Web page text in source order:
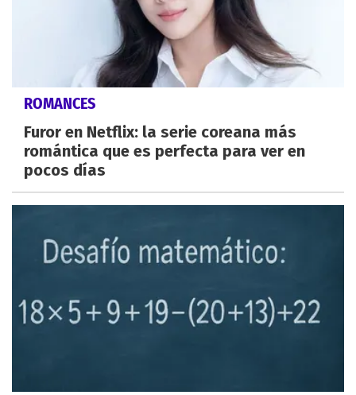
ROMANCES
Furor en Netflix: la serie coreana más
romántica que es perfecta para ver en
pocos días